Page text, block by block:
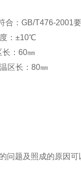
合：GB/T476-2001
：±10℃
：60㎜
区长：80㎜
问题及照成的原因可